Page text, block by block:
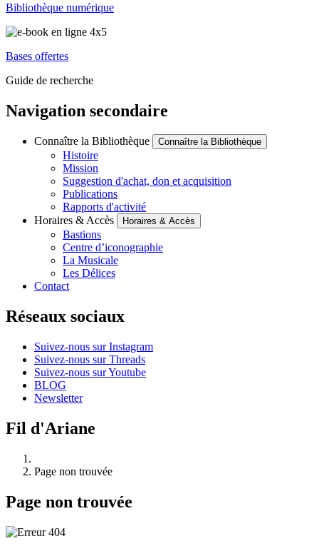
Bibliothèque numérique
Bases offertes
Guide de recherche
Navigation secondaire
Connaître la Bibliothèque Connaître la Bibliothèque
Histoire
Mission
Suggestion d'achat, don et acquisition
Publications
Rapports d'activité
Horaires & Accès
Horaires & Accès
Bastions
Centre d’iconographie
La Musicale
Les Délices
Contact
Réseaux sociaux
Suivez-nous sur Instagram
Suivez-nous sur Threads
Suivez-nous sur Youtube
BLOG
Newsletter
Fil d'Ariane
Page non trouvée
Page non trouvée